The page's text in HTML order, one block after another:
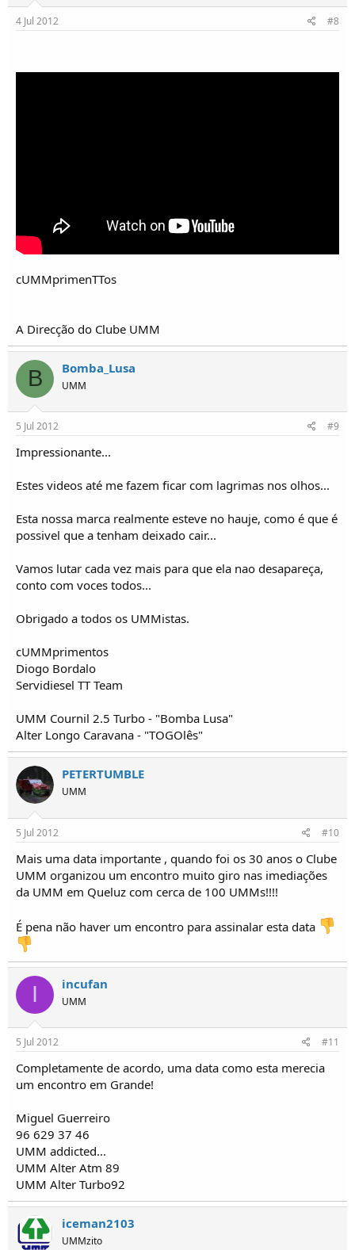
4 Jul 2012 #8
cUMMprimenTTos
A Direcção do Clube UMM
B Bomba_Lusa
UMM
5 Jul 2012 #9
Impressionante...
Estes videos até me fazem ficar com lagrimas nos olhos...
Esta nossa marca realmente esteve no hauje, como é que é
possivel que a tenham deixado cair...
Vamos lutar cada vez mais para que ela nao desapareça,
conto com voces todos...
Obrigado a todos os UMMistas.
cUMMprimentos
Diogo Bordalo
Servidiesel TT Team
UMM Cournil 2.5 Turbo - "Bomba Lusa"
Alter Longo Caravana - "TOGOlês"
PETERTUMBLE
UMM
5 Jul 2012 #10
Mais uma data importante , quando foi os 30 anos o Clube
UMM organizou um encontro muito giro nas imediações
da UMM em Queluz com cerca de 100 UMMs!!!!
É pena não haver um encontro para assinalar esta data
I incufan
UMM
5 Jul 2012 #11
Completamente de acordo, uma data como esta merecia
um encontro em Grande!
Miguel Guerreiro
96 629 37 46
UMM addicted...
UMM Alter Atm 89
UMM Alter Turbo92
iceman2103
UMMzito